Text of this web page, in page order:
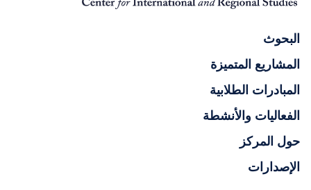
البحوث
المشاريع المتميزة
المبادرات الطلابية
الفعاليات والأنشطة
حول المركز
الإصدارات